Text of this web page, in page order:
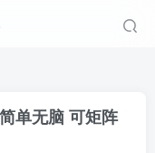
单无脑 可矩阵